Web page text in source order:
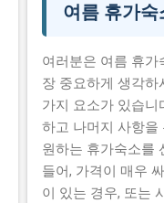
여름 휴가
여러분은 여름 휴
장 중요하게 생각하
가지 요소가 있습니
하고 나머지 사항을
원하는 휴가숙소를
들어, 가격이 매우
이 있는 경우, 또는